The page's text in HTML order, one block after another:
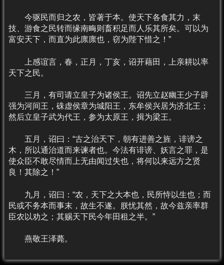
今驱民而归之农，皆著于本。使天下各食其力，末
技、游食之民转而缘南畮则畜积足而人乐其所矣。可以为
富安天下，而直为此廪廪也，窃为陛下惜之！”
上感谊言，春，正月，丁亥，诏开藉田，上亲耕以率
天下之民。
三月，有司请立皇子为诸侯王。诏先立赵幽王少子辟
强为河间王，硃虚侯章为城阳王，东牟侯兴居为济北王；
然后立皇子武为代王，参为太原王，揖为梁王。
五月，诏曰：“古之治天下，朝有进善之旌，诽谤之
木，所以通治道而来谏者也。今法有诽谤、妖言之罪，是
使众臣不敢尽情而上无由闻过失也，将何以来远方之贤
良！其除之！”
九月，诏曰：“农，天下之大本也，民所恃以生也；而
民或不务本而事末，故生不遂。朕忧其然，故今兹亲率群
臣农以劝之；其赐天下民今年田租之半。”
燕敬王泽薨。